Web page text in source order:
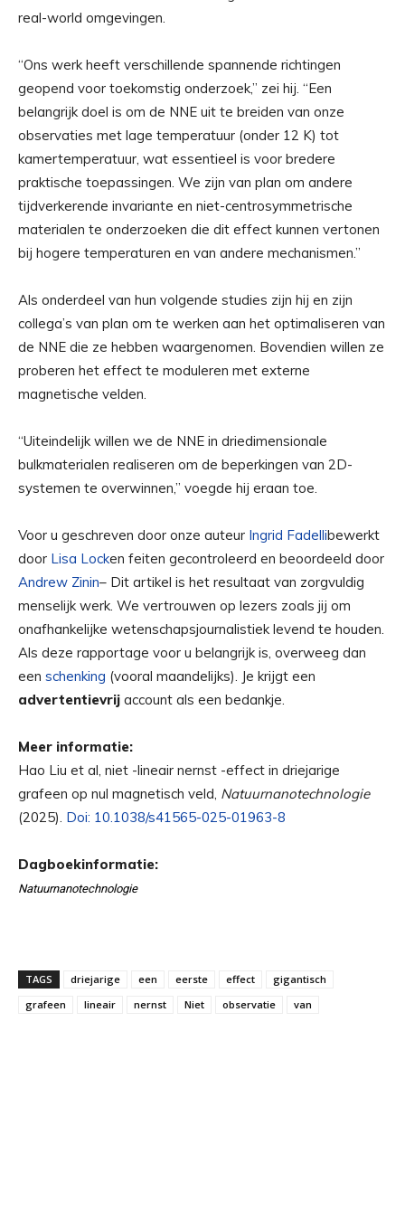
real-world omgevingen.
“Ons werk heeft verschillende spannende richtingen
geopend voor toekomstig onderzoek,” zei hij. “Een
belangrijk doel is om de NNE uit te breiden van onze
observaties met lage temperatuur (onder 12 K) tot
kamertemperatuur, wat essentieel is voor bredere
praktische toepassingen. We zijn van plan om andere
tijdverkerende invariante en niet-centrosymmetrische
materialen te onderzoeken die dit effect kunnen vertonen
bij hogere temperaturen en van andere mechanismen.”
Als onderdeel van hun volgende studies zijn hij en zijn
collega’s van plan om te werken aan het optimaliseren van
de NNE die ze hebben waargenomen. Bovendien willen ze
proberen het effect te moduleren met externe
magnetische velden.
“Uiteindelijk willen we de NNE in driedimensionale
bulkmaterialen realiseren om de beperkingen van 2D-
systemen te overwinnen,” voegde hij eraan toe.
Voor u geschreven door onze auteur Ingrid Fadellibewerkt
door Lisa Locken feiten gecontroleerd en beoordeeld door
Andrew Zinin– Dit artikel is het resultaat van zorgvuldig
menselijk werk. We vertrouwen op lezers zoals jij om
onafhankelijke wetenschapsjournalistiek levend te houden.
Als deze rapportage voor u belangrijk is, overweeg dan
een schenking (vooral maandelijks). Je krijgt een
advertentievrij account als een bedankje.
Meer informatie:
Hao Liu et al, niet -lineair nernst -effect in driejarige
grafeen op nul magnetisch veld, Natuurnanotechnologie
(2025). Doi: 10.1038/s41565-025-01963-8
Dagboekinformatie:
Natuurnanotechnologie
TAGS driejarige een eerste effect
gigantisch
grafeen
lineair nernst Niet observatie van